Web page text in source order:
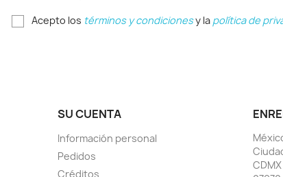
Acepto los términos y condicionesy la política de
SU CUENTA
Información personal
Pedidos
Créditos
CDMX